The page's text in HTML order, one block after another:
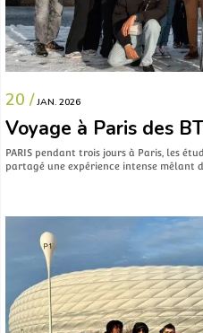
20 / JAN. 2026
Voyage à Paris des
PARIS pendant trois jours à Paris, les
partagé une expérience intense mêlant